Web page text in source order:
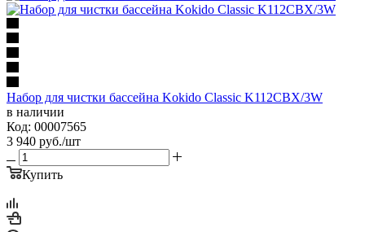
Набор для чистки бассейна Kokido Classic K112CBX/3W
в наличии
Код: 00007565
3 940 руб./шт
Купить